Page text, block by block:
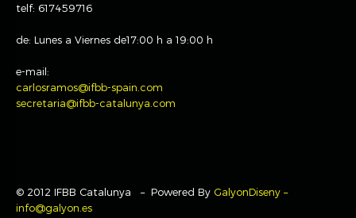
telf: 617459716
de: Lunes a Viernes de17:00 h a 19:00 h
e-mail:
carlosramos@ifbb-spain.com
secretaria@ifbb-catalunya.com
© 2012 IFBB Catalunya – Powered By GalyonDiseny –
info@galyon.es